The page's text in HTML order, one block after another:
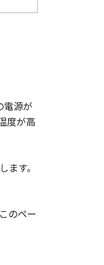
電源が
度が高
す。
のペー